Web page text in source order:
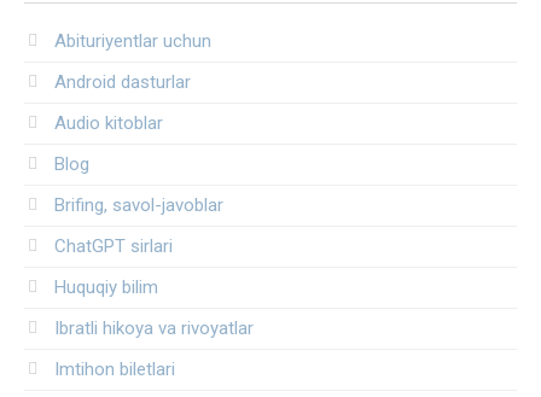
Abituriyentlar uchun
Android dasturlar
Audio kitoblar
Blog
Brifing, savol-javoblar
ChatGPT sirlari
Huquqiy bilim
Ibratli hikoya va rivoyatlar
Imtihon biletlari